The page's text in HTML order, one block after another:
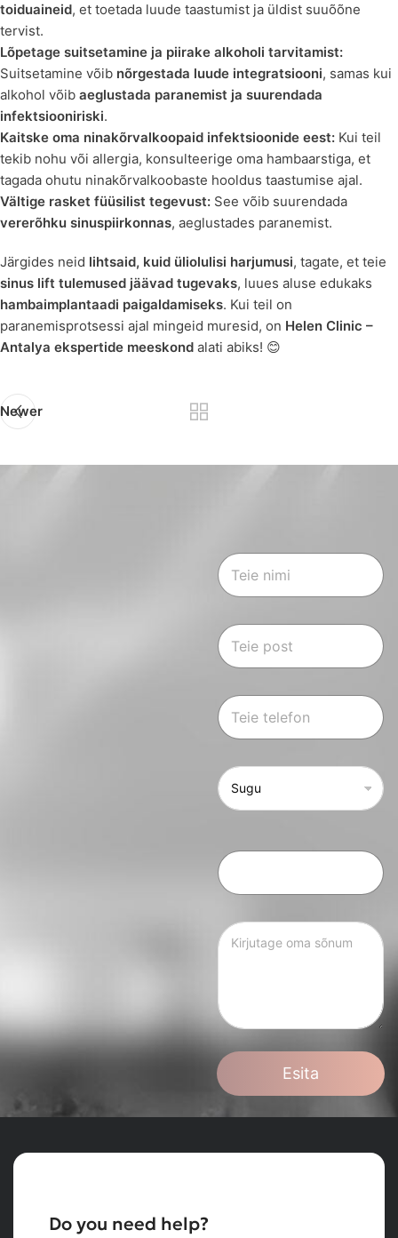
toiduaineid, et toetada luude taastumist ja üldist suuõõne
tervist.
Lõpetage suitsetamine ja piirake alkoholi tarvitamist:
Suitsetamine võib nõrgestada luude integratsiooni, samas kui
alkohol võib aeglustada paranemist ja suurendada
infektsiooniriski.
Kaitske oma ninakõrvalkoopaid infektsioonide eest: Kui teil
tekib nohu või allergia, konsulteerige oma hambaarstiga, et
tagada ohutu ninakõrvalkoobaste hooldus taastumise ajal.
Vältige rasket füüsilist tegevust: See võib suurendada
vererõhku sinuspiirkonnas, aeglustades paranemist.
Järgides neid lihtsaid, kuid üliolulisi harjumusi, tagate, et teie
sinus lift tulemused jäävad tugevaks, luues aluse edukaks
hambaimplantaadi paigaldamiseks. Kui teil on
paranemisprotsessi ajal mingeid muresid, on Helen Clinic –
Antalya ekspertide meeskond alati abiks! 😊
Newer
Esita
Do you need help?